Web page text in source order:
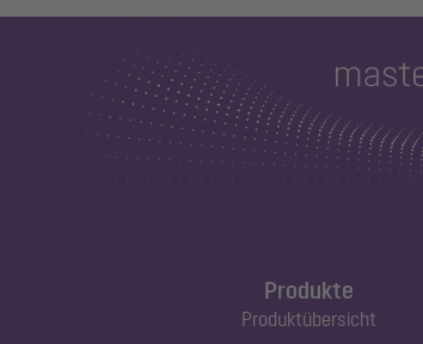
Produkte
Produktübersicht